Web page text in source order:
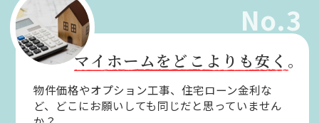
No.3
マイホームをどこよりも安く。
物件価格やオプション工事、住宅ローン金利な
ど、どこにお願いしても同じだと思っていません